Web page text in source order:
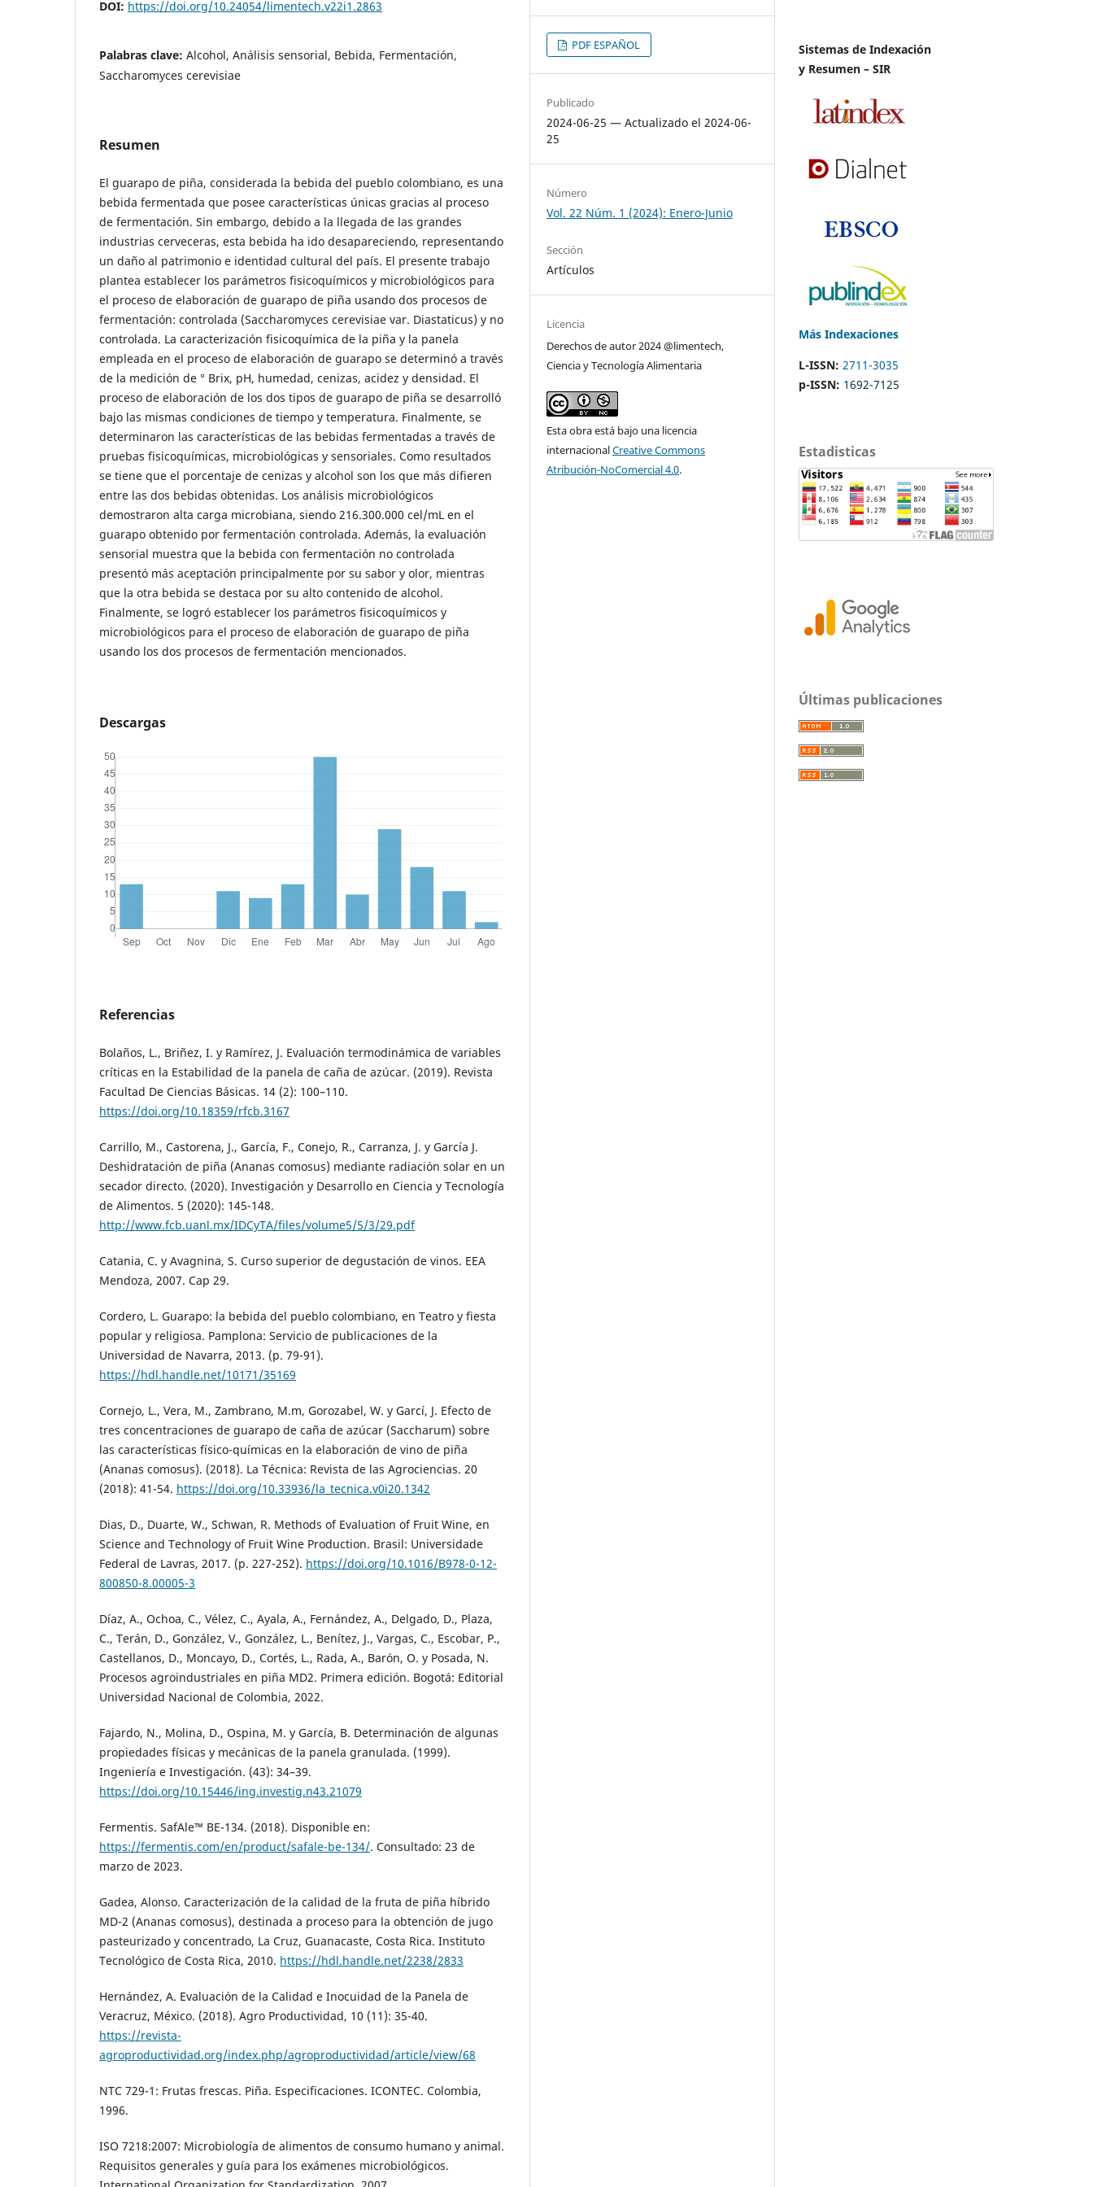
DOI: https://doi.org/10.24054/limentech.v22i1.2863
Palabras clave: Alcohol, Análisis sensorial, Bebida, Fermentación,
Saccharomyces cerevisiae
Resumen
El guarapo de piña, considerada la bebida del pueblo colombiano, es una
bebida fermentada que posee características únicas gracias al proceso
de fermentación. Sin embargo, debido a la llegada de las grandes
industrias cerveceras, esta bebida ha ido desapareciendo, representando
un daño al patrimonio e identidad cultural del país. El presente trabajo
plantea establecer los parámetros fisicoquímicos y microbiológicos para
el proceso de elaboración de guarapo de piña usando dos procesos de
fermentación: controlada (Saccharomyces cerevisiae var. Diastaticus) y no
controlada. La caracterización fisicoquímica de la piña y la panela
empleada en el proceso de elaboración de guarapo se determinó a través
de la medición de ° Brix, pH, humedad, cenizas, acidez y densidad. El
proceso de elaboración de los dos tipos de guarapo de piña se desarrolló
bajo las mismas condiciones de tiempo y temperatura. Finalmente, se
determinaron las características de las bebidas fermentadas a través de
pruebas fisicoquímicas, microbiológicas y sensoriales. Como resultados
se tiene que el porcentaje de cenizas y alcohol son los que más difieren
entre las dos bebidas obtenidas. Los análisis microbiológicos
demostraron alta carga microbiana, siendo 216.300.000 cel/mL en el
guarapo obtenido por fermentación controlada. Además, la evaluación
sensorial muestra que la bebida con fermentación no controlada
presentó más aceptación principalmente por su sabor y olor, mientras
que la otra bebida se destaca por su alto contenido de alcohol.
Finalmente, se logró establecer los parámetros fisicoquímicos y
microbiológicos para el proceso de elaboración de guarapo de piña
usando los dos procesos de fermentación mencionados.
Descargas
Referencias
Bolaños, L., Briñez, I. y Ramírez, J. Evaluación termodinámica de variables
críticas en la Estabilidad de la panela de caña de azúcar. (2019). Revista
Facultad De Ciencias Básicas. 14 (2): 100–110.
https://doi.org/10.18359/rfcb.3167
Carrillo, M., Castorena, J., García, F., Conejo, R., Carranza, J. y García J.
Deshidratación de piña (Ananas comosus) mediante radiación solar en un
secador directo. (2020). Investigación y Desarrollo en Ciencia y Tecnología
de Alimentos. 5 (2020): 145-148.
http://www.fcb.uanl.mx/IDCyTA/files/volume5/5/3/29.pdf
Catania, C. y Avagnina, S. Curso superior de degustación de vinos. EEA
Mendoza, 2007. Cap 29.
Cordero, L. Guarapo: la bebida del pueblo colombiano, en Teatro y fiesta
popular y religiosa. Pamplona: Servicio de publicaciones de la
Universidad de Navarra, 2013. (p. 79-91).
https://hdl.handle.net/10171/35169
Cornejo, L., Vera, M., Zambrano, M.m, Gorozabel, W. y Garcí, J. Efecto de
tres concentraciones de guarapo de caña de azúcar (Saccharum) sobre
las características físico-químicas en la elaboración de vino de piña
(Ananas comosus). (2018). La Técnica: Revista de las Agrociencias. 20
(2018): 41-54. https://doi.org/10.33936/la_tecnica.v0i20.1342
Dias, D., Duarte, W., Schwan, R. Methods of Evaluation of Fruit Wine, en
Science and Technology of Fruit Wine Production. Brasil: Universidade
Federal de Lavras, 2017. (p. 227-252). https://doi.org/10.1016/B978-0-12-
800850-8.00005-3
Díaz, A., Ochoa, C., Vélez, C., Ayala, A., Fernández, A., Delgado, D., Plaza,
C., Terán, D., González, V., González, L., Benítez, J., Vargas, C., Escobar, P.,
Castellanos, D., Moncayo, D., Cortés, L., Rada, A., Barón, O. y Posada, N.
Procesos agroindustriales en piña MD2. Primera edición. Bogotá: Editorial
Universidad Nacional de Colombia, 2022.
Fajardo, N., Molina, D., Ospina, M. y García, B. Determinación de algunas
propiedades físicas y mecánicas de la panela granulada. (1999).
Ingeniería e Investigación. (43): 34–39.
https://doi.org/10.15446/ing.investig.n43.21079
Fermentis. SafAle™ BE-134. (2018). Disponible en:
https://fermentis.com/en/product/safale-be-134/. Consultado: 23 de
marzo de 2023.
Gadea, Alonso. Caracterización de la calidad de la fruta de piña híbrido
MD-2 (Ananas comosus), destinada a proceso para la obtención de jugo
pasteurizado y concentrado, La Cruz, Guanacaste, Costa Rica. Instituto
Tecnológico de Costa Rica, 2010. https://hdl.handle.net/2238/2833
Hernández, A. Evaluación de la Calidad e Inocuidad de la Panela de
Veracruz, México. (2018). Agro Productividad, 10 (11): 35-40.
https://revista-
agroproductividad.org/index.php/agroproductividad/article/view/68
NTC 729-1: Frutas frescas. Piña. Especificaciones. ICONTEC. Colombia,
1996.
ISO 7218:2007: Microbiología de alimentos de consumo humano y animal.
Requisitos generales y guía para los exámenes microbiológicos.
PDF ESPAÑOL
Publicado
2024-06-25 — Actualizado el 2024-06-
25
Número
Vol. 22 Núm. 1 (2024): Enero-Junio
Sección
Artículos
Licencia
Derechos de autor 2024 @limentech,
Ciencia y Tecnología Alimentaria
Esta obra está bajo una licencia
internacionalCreative Commons
Atribución-NoComercial 4.0.
Sistemas de Indexación
y Resumen – SIR
Más Indexaciones
L-ISSN: 2711-3035
p-ISSN: 1692-7125
Estadisticas
Últimas publicaciones